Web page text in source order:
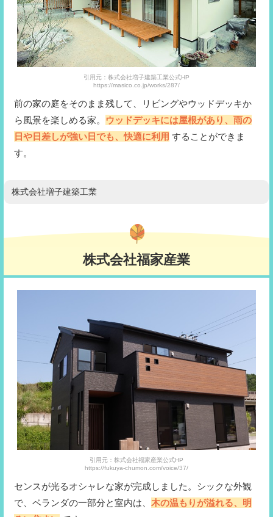
引用元：株式会社増子建築工業公式HP
https://masico.co.jp/works/287/
前の家の庭をそのまま残して、リビングやウッドデッキか
ら風景を楽しめる家。 ウッドデッキには屋根があり、雨の
日や日差しが強い日でも、快適に利用 することができま
す。
株式会社増子建築工業
株式会社福家産業
引用元：株式会社福家産業公式HP
https://fukuya-chumon.com/voice/37/
センスが光るオシャレな家が完成しました。シックな外観
で、ベランダの一部分と室内は、木の温もりが溢れる、明